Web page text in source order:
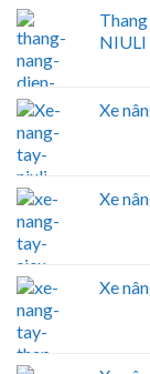
NIULI
Xe
Xe
Xe